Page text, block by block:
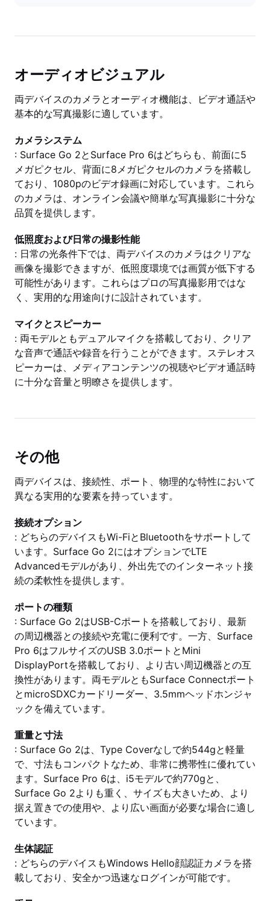
オーディオビジュアル
両デバイスのカメラとオーディオ機能は、ビデオ通話や
基本的な写真撮影に適しています。
カメラシステム
: Surface Go 2とSurface Pro 6はどちらも、前面に5
メガピクセル、背面に8メガピクセルのカメラを搭載し
ており、1080pのビデオ録画に対応しています。これら
のカメラは、オンライン会議や簡単な写真撮影に十分な
品質を提供します。
低照度および日常の撮影性能
: 日常の光条件下では、両デバイスのカメラはクリアな
画像を撮影できますが、低照度環境では画質が低下する
可能性があります。これらはプロの写真撮影用ではな
く、実用的な用途向けに設計されています。
マイクとスピーカー
: 両モデルともデュアルマイクを搭載しており、クリア
な音声で通話や録音を行うことができます。ステレオス
ピーカーは、メディアコンテンツの視聴やビデオ通話時
に十分な音量と明瞭さを提供します。
その他
両デバイスは、接続性、ポート、物理的な特性において
異なる実用的な要素を持っています。
接続オプション
: どちらのデバイスもWi-FiとBluetoothをサポートして
います。Surface Go 2にはオプションでLTE
Advancedモデルがあり、外出先でのインターネット接
続の柔軟性を提供します。
ポートの種類
: Surface Go 2はUSB-Cポートを搭載しており、最新
の周辺機器との接続や充電に便利です。一方、Surface
Pro 6はフルサイズのUSB 3.0ポートとMini
DisplayPortを搭載しており、より古い周辺機器との互
換性があります。両モデルともSurface Connectポート
とmicroSDXCカードリーダー、3.5mmヘッドホンジャ
ックを備えています。
重量と寸法
: Surface Go 2は、Type Coverなしで約544gと軽量
で、寸法もコンパクトなため、非常に携帯性に優れてい
ます。Surface Pro 6は、i5モデルで約770gと、
Surface Go 2よりも重く、サイズも大きいため、より
据え置きでの使用や、より広い画面が必要な場合に適し
ています。
生体認証
: どちらのデバイスもWindows Hello顔認証カメラを搭
載しており、安全かつ迅速なログインが可能です。